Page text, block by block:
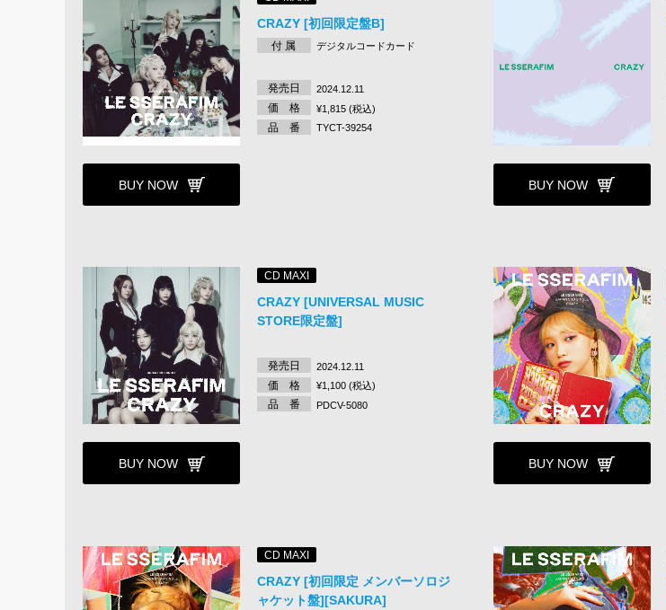
BUY NOW
CRAZY [初回限定盤B]
付 属 デジタルコードカード
発売日 2024.12.11
価 格 ¥1,815 (税込)
品 番 TYCT-39254
BUY NOW
BUY NOW
CD MAXI
CRAZY [UNIVERSAL MUSIC
STORE限定盤]
発売日 2024.12.11
価 格 ¥1,100 (税込)
品 番 PDCV-5080
BUY NOW
CD MAXI
CRAZY [初回限定 メンバーソロジ
ャケット盤][SAKURA]